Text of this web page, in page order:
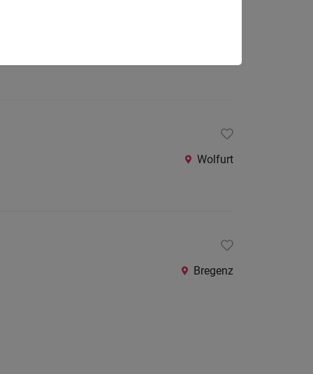
Wolfurt
Bregenz